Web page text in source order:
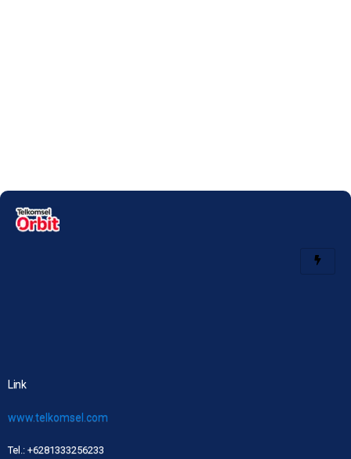
Link
www.telkomsel.com
Tel.: +6281333256233